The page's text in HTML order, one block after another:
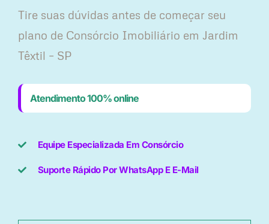
Tire suas dúvidas antes de começar seu
plano ​de Consórcio Imobiliário em Jardim
Têxtil – SP
Atendimento 100% online
Equipe Especializada Em Consórcio
Suporte Rápido Por WhatsApp E E-Mail